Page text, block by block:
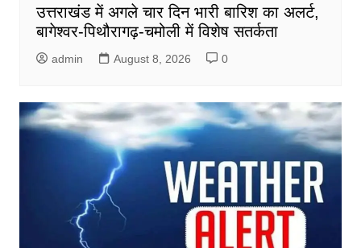
उत्तराखंड में अगले चार दिन भारी बारिश का अलर्ट,
बागेश्वर-पिथौरागढ़-चमोली में विशेष सतर्कता
admin August 8, 2026 0